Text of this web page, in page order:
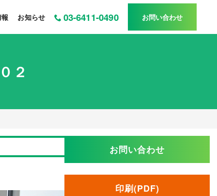
お知らせ 03-6411-0490 お問い合わせ
２
お問い合わせ
印刷(PDF)